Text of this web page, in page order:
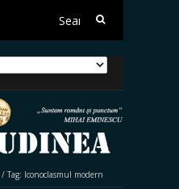
Search
/ Tag: Iconoclasmul modern